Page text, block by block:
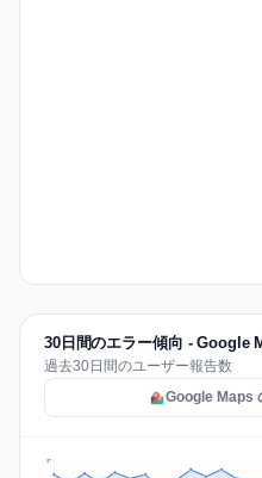
30日間のエラー傾向 - Google
過去30日間のユーザー報告数
Google Maps
87